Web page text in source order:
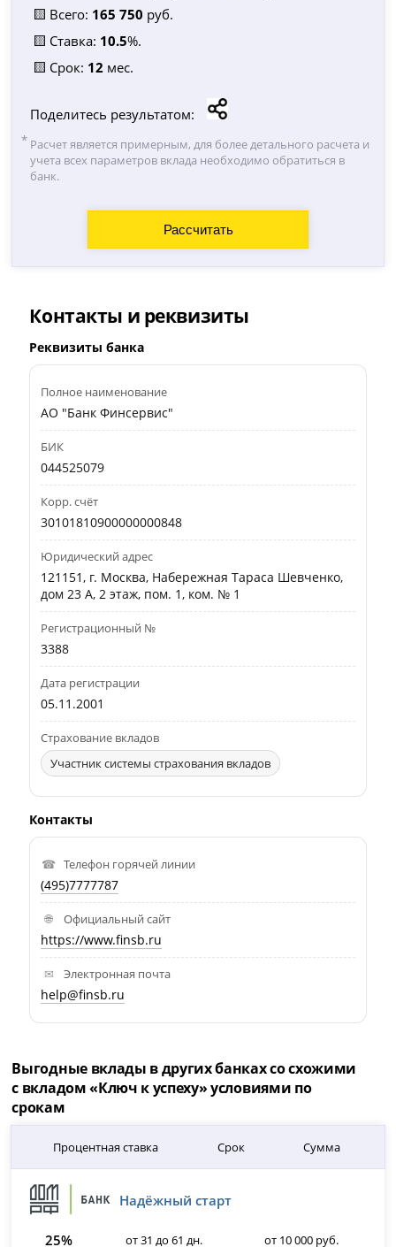
🟨 Всего: 165 750 руб.
🟨 Ставка: 10.5%.
🟨 Срок: 12 мес.
Поделитесь результатом:
Расчет является примерным, для более детального расчета и
учета всех параметров вклада необходимо обратиться в
банк.
Контакты и реквизиты
Реквизиты банка
Полное наименование
АО "Банк Финсервис"
БИК
044525079
Корр. счёт
30101810900000000848
Юридический адрес
121151, г. Москва, Набережная Тараса Шевченко,
дом 23 А, 2 этаж, пом. 1, ком. № 1
Регистрационный №
3388
Дата регистрации
05.11.2001
Страхование вкладов
Участник системы страхования вкладов
Контакты
Телефон горячей линии
(495)7777787
Официальный сайт
https://www.finsb.ru
Электронная почта
help@finsb.ru
Выгодные вклады в других банках со схожими
с вкладом «Ключ к успеху» условиями по
срокам
Процентная ставка Срок Сумма
Надёжный старт
25% от 31 до 61 дн. от 10 000 руб.